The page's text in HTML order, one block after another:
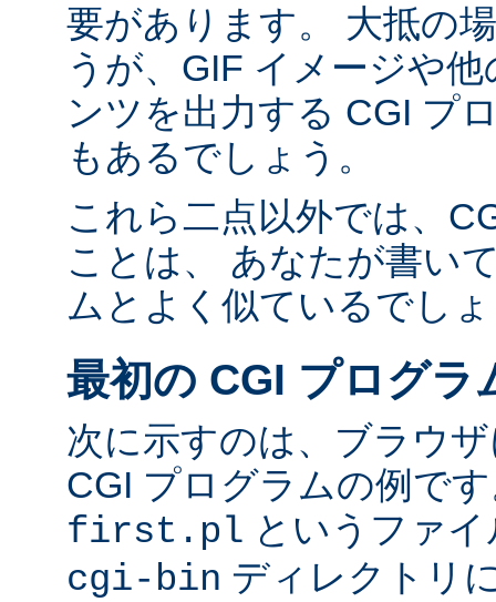
要があります。 大抵の
うが、GIF イメージや
ンツを出力する CGI プ
もあるでしょう。
これら二点以外では、
ことは、 あなたが書い
ムとよく似ているでし
最初の CGI プログラ
次に示すのは、ブラウ
CGI プログラムの例で
first.pl というファ
cgi-bin ディレクトリ